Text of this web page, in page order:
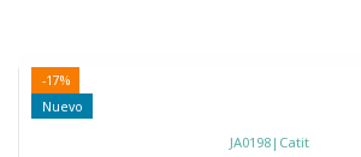
-17%
Nuevo
JA0198 | Catit